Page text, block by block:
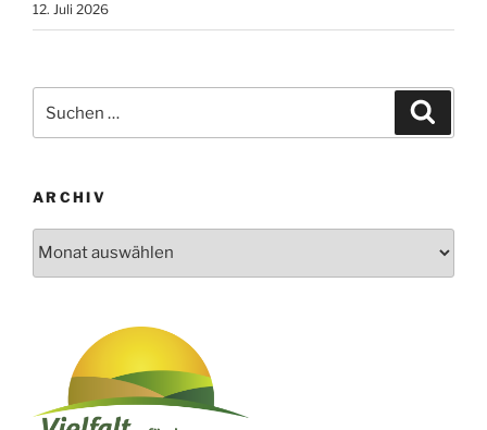
12. Juli 2026
nach:
ARCHIV